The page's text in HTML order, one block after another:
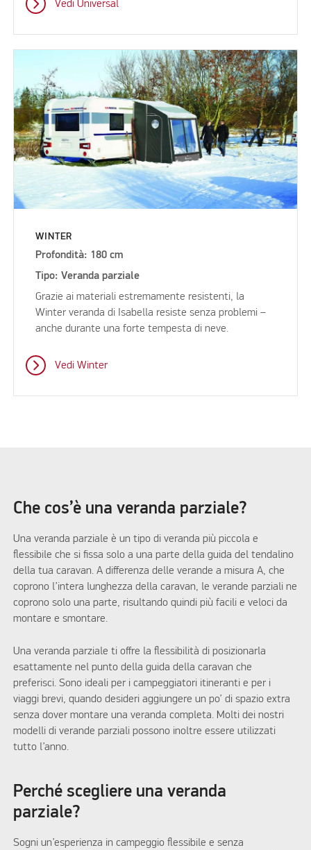
Vedi Universal
WINTER
Profondità: 180 cm
Tipo: Veranda parziale
Grazie ai materiali estremamente resistenti, la
Winter veranda di Isabella resiste senza problemi –
anche durante una forte tempesta di neve.
Vedi Winter
Che cos’è una veranda parziale?
Una veranda parziale è un tipo di veranda più piccola e
flessibile che si fissa solo a una parte della guida del tendalino
della tua caravan. A differenza delle verande a misura A, che
coprono l’intera lunghezza della caravan, le verande parziali ne
coprono solo una parte, risultando quindi più facili e veloci da
montare e smontare.
Una veranda parziale ti offre la flessibilità di posizionarla
esattamente nel punto della guida della caravan che
preferisci. Sono ideali per i campeggiatori itineranti e per i
viaggi brevi, quando desideri aggiungere un po’ di spazio extra
senza dover montare una veranda completa. Molti dei nostri
modelli di verande parziali possono inoltre essere utilizzati
tutto l’anno.
Perché scegliere una veranda
parziale?
Sogni un’esperienza in campeggio flessibile e senza